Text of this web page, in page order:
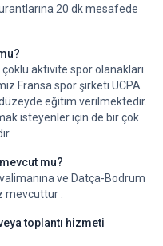
20 dk mesafede
aktivite spor olanakları
Fransa spor şirketi UCPA
eğitim verilmektedir.
isteyenler için de bir çok
mu?
ve Datça-Bodrum
mevcuttur .
toplantı hizmeti